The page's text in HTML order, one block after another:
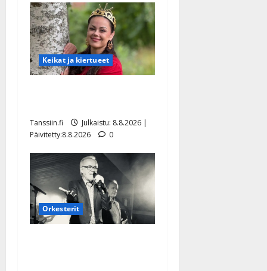
Keikat ja kiertueet
Tanssiin.fi
Julkaistu: 8.8.2026 |
Päivitetty:8.8.2026
0
Orkesterit